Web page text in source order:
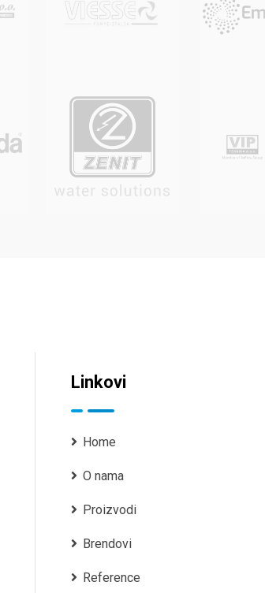
Linkovi
Home
O nama
Proizvodi
Brendovi
Reference